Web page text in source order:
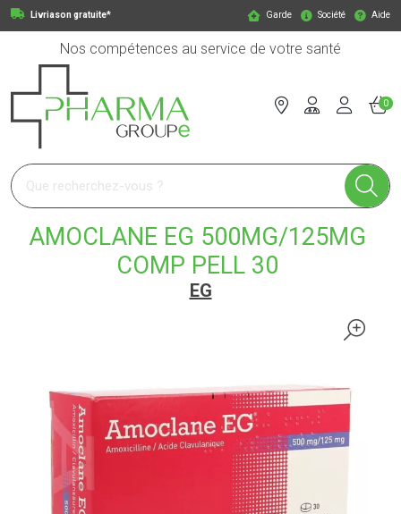
Livriason gratuite* Garde Société Aide
Nos compétences au service de votre santé
Pharmagroupe Votre pharmacie en ligne à votre service
0
AMOCLANE EG 500MG/125MG
COMP PELL 30
EG